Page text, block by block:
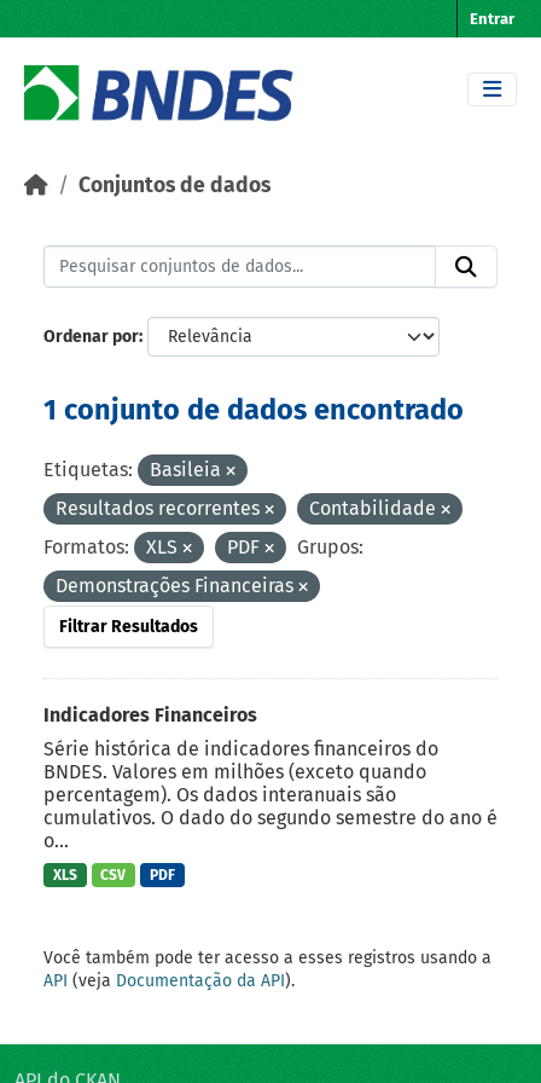
Entrar
Conjuntos de dados
Ordenar por
1 conjunto de dados encontrado
Etiquetas:
Basileia
Resultados recorrentes
Contabilidade
Formatos:
XLS PDF
Grupos:
Demonstrações Financeiras
Filtrar Resultados
Indicadores Financeiros
Série histórica de indicadores financeiros do
BNDES. Valores em milhões (exceto quando
percentagem). Os dados interanuais são
cumulativos. O dado do segundo semestre do ano é
o...
XLS CSV PDF
Você também pode ter acesso a esses registros usando a
API (veja Documentação da API).